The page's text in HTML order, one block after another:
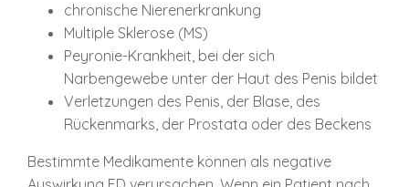
chronische Nierenerkrankung
Multiple Sklerose (MS)
Peyronie-Krankheit, bei der sich
Narbengewebe unter der Haut des Penis bildet
Verletzungen des Penis, der Blase, des
Rückenmarks, der Prostata oder des Beckens
Bestimmte Medikamente können als negative